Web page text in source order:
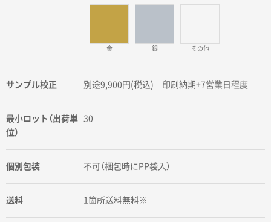
金 銀 その他
サンプル校正 別途9,900円(税込) 印刷納期+7営業日程度
最小ロット（出荷単
位）
30
個別包装 不可（梱包時にPP袋入）
送料 1箇所送料無料※